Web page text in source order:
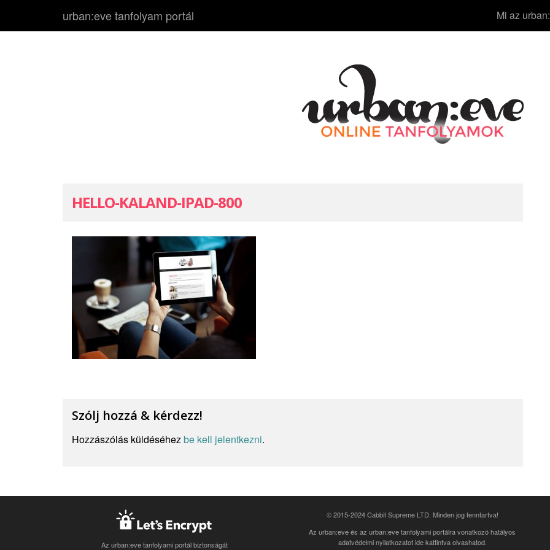
urban:eve tanfolyam portál Mi az
HELLO-KALAND-IPAD-800
Szólj hozzá & kérdezz!
Hozzászólás küldéséhezbe kell jelentkezni.
Az urban:eve tanfolyami portál biztonságát
© 2015-2024 Cabbit Supreme LTD. Minden jog fenntartva!
Az urban:eve és az urban:eve tanfolyami portálra vonatkozóhatályos
adatvédelmi nyilatkozatot ide kattintva olvashatod.